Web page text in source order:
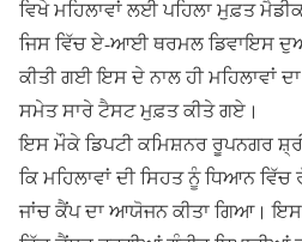
ਵਿਖੇ ਮਹਿਲਾਵਾਂ ਲਈ ਪਹਿਲਾ ਮੁਫ਼ਤ
ਜਿਸ ਵਿੱਚ ਏ-ਆਈ ਥਰਮਲ ਡਿਵਾਇਸ
ਕੀਤੀ ਗਈ ਇਸ ਦੇ ਨਾਲ ਹੀ ਮਹਿਲਾਵਾਂ
ਸਮੇਤ ਸਾਰੇ ਟੈਸਟ ਮੁਫ਼ਤ ਕੀਤੇ ਗਏ।
ਇਸ ਮੌਕੇ ਡਿਪਟੀ ਕਮਿਸ਼ਨਰ ਰੂਪਨਗਰ
ਕਿ ਮਹਿਲਾਵਾਂ ਦੀ ਸਿਹਤ ਨੂੰ ਧਿਆਨ
ਜਾਂਚ ਕੈਂਪ ਦਾ ਆਯੋਜਨ ਕੀਤਾ ਗਿਆ।